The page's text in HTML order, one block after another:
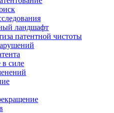
ландшафт
патентной чистоты
силе